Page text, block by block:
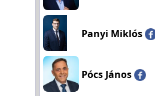
Panyi Miklós
Pócs János